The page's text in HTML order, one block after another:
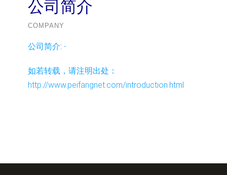
公司简介
COMPANY
公司简介: -
如若转载，请注明出处：
http://www.peifangnet.com/introduction.html